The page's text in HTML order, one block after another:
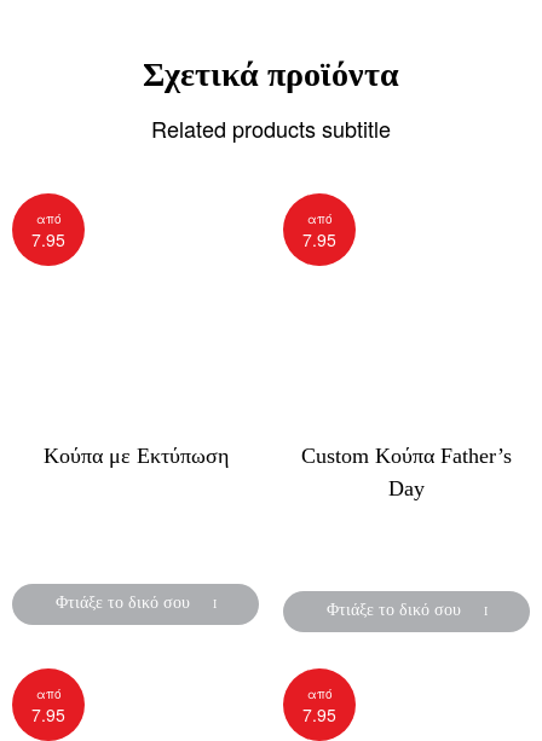
Σχετικά προϊόντα
Related products subtitle
Κούπα με Εκτύπωση
από
7.95
Φτιάξε το δικό σου
Custom Κούπα Father’s
Day
από
7.95
Φτιάξε το δικό σου
από
7.95
από
7.95